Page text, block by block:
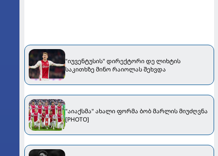
"იუვენტუსის" დირექტორი დე ლიხტის
საკითხზე მინო რაიოლას შეხვდა
"აიაქსმა" ახალი ფორმა ბობ მარლის მიუძღვნა
[PHOTO]